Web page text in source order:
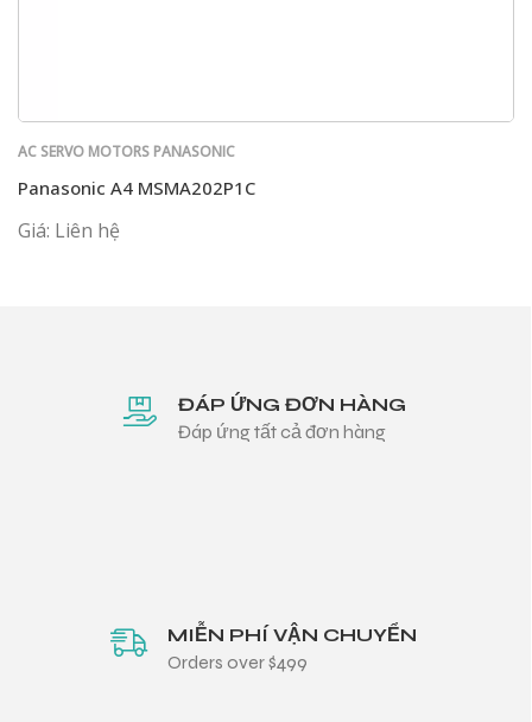
AC SERVO MOTORS PANASONIC
Panasonic A4 MSMA202P1C
Giá: Liên hệ
ĐÁP ỨNG ĐƠN HÀNG
Đáp ứng tất cả đơn hàng
MIỄN PHÍ VẬN CHUYỂN
Orders over $499